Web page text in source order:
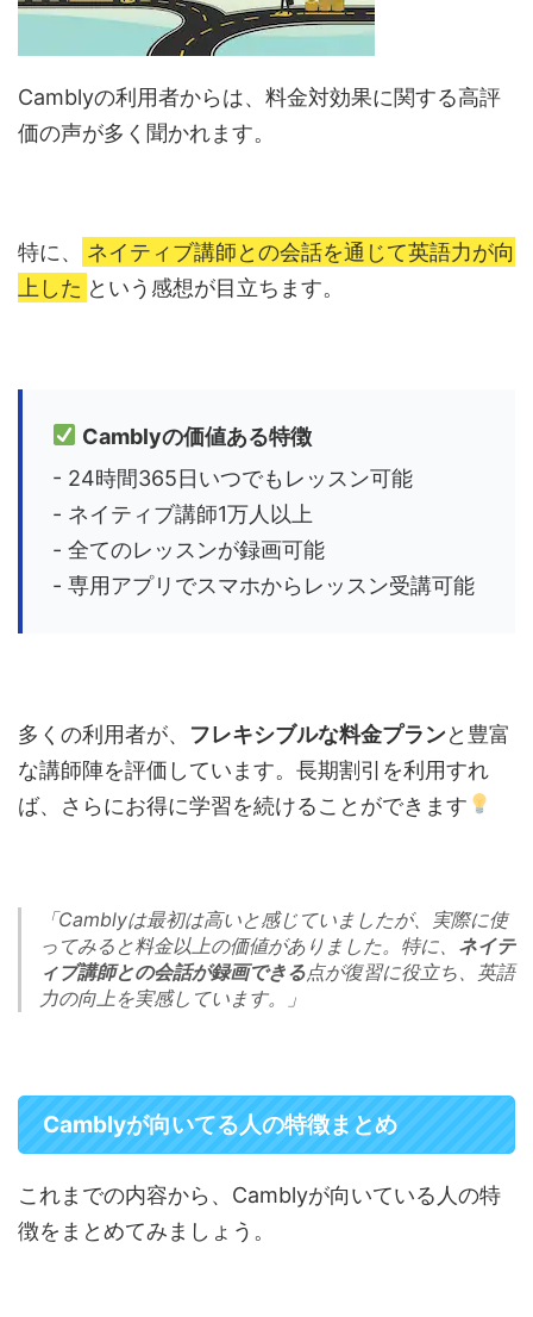
Camblyの利用者からは、料金対効果に関する高評
価の声が多く聞かれます。
特に、
ネイティブ講師との会話を通じて英語力が向
上した という感想が目立ちます。
Camblyの価値ある特徴
- 24時間365日いつでもレッスン可能
- ネイティブ講師1万人以上
- 全てのレッスンが録画可能
- 専用アプリでスマホからレッスン受講可能
多くの利用者が、 フレキシブルな料金プランと豊富
な講師陣を評価しています。長期割引を利用すれ
ば、さらにお得に学習を続けることができます
「Camblyは最初は高いと感じていましたが、実際に使
ってみると料金以上の価値がありました。特に、 ネイテ
ィブ講師との会話が録画できる点が復習に役立ち、英語
力の向上を実感しています。」
Camblyが向いてる人の特徴まとめ
これまでの内容から、Camblyが向いている人の特
徴をまとめてみましょう。